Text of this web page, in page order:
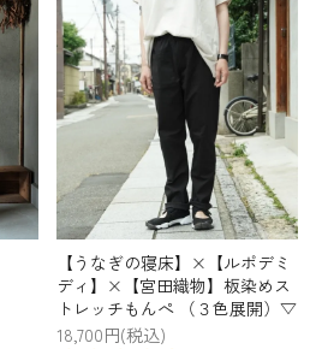
【うなぎの寝床】×【ルポデミ
ディ】×【宮田織物】板染めス
トレッチもんぺ （３色展開）▽
18,700円(税込)